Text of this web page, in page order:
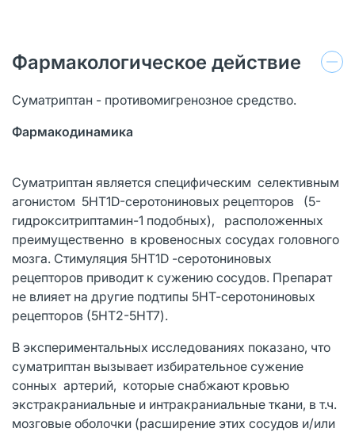
Фармакологическое действие
Суматриптан - противомигренозное средство.
Фармакодинамика
Суматриптан является специфическим селективным
агонистом 5НТ1D-серотониновых рецепторов (5-
гидрокситриптамин-1 подобных), расположенных
преимущественно в кровеносных сосудах головного
мозга. Стимуляция 5НТ1D -серотониновых
рецепторов приводит к сужению сосудов. Препарат
не влияет на другие подтипы 5НТ-серотониновых
рецепторов (5HT2-5HT7).
В экспериментальных исследованиях показано, что
суматриптан вызывает избирательное сужение
сонных артерий, которые снабжают кровью
экстракраниальные и интракраниальные ткани, в т.ч.
мозговые оболочки (расширение этих сосудов и/или